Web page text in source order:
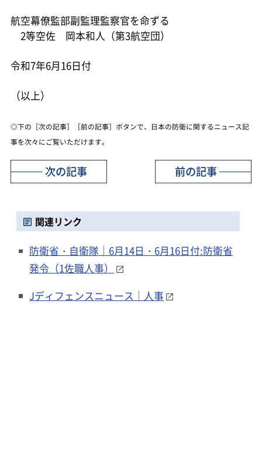
航空幕僚監部副監理監察官を命ずる
2等空佐 岡本和人（第3航空団）
令和7年6月16日付
（以上）
◎下の［次の記事］［前の記事］ボタンで、日本の防衛に関するニュース記
事を次々にご覧いただけます。
前の記事
次の記事
関連リンク
防衛省・自衛隊｜6月14日・6月16日付:防衛省
発令（1佐職人事）
Jディフェンスニュース｜人事